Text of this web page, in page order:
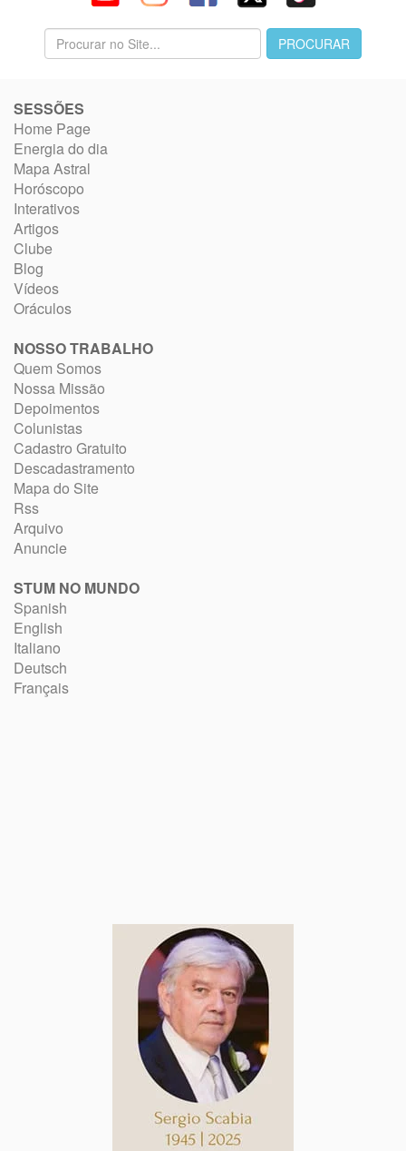
SESSÕES
Home Page
Energia do dia
Mapa Astral
Horóscopo
Interativos
Artigos
Clube
Blog
Vídeos
Oráculos
NOSSO TRABALHO
Quem Somos
Nossa Missão
Depoimentos
Colunistas
Cadastro Gratuito
Descadastramento
Mapa do Site
Rss
Arquivo
Anuncie
STUM NO MUNDO
Spanish
English
Italiano
Deutsch
Français